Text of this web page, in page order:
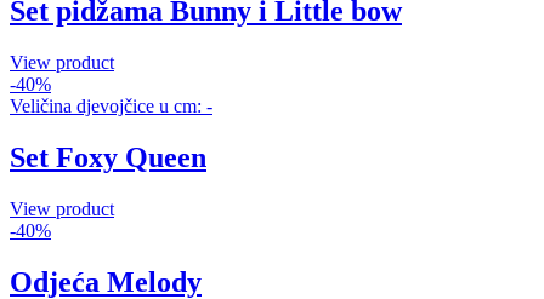
Set pidžama Bunny i Little bow
View product
-40%
Veličina djevojčice u cm: -
Set Foxy Queen
View product
-40%
Odjeća Melody